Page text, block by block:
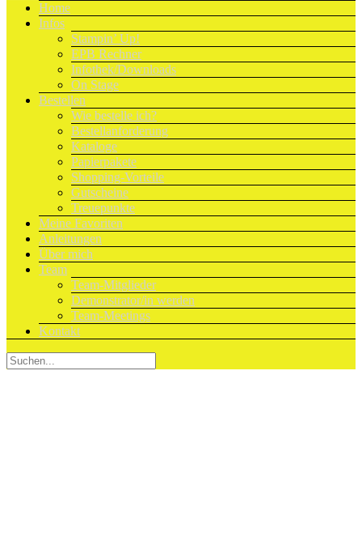
Home
Infos
Stampin’ Up!
EPB Rechner
Infothek/Downloads
On Stage
Bestellen
Wie bestelle ich?
Bestellanforderung
Kataloge
Papierpakete
Shopping-Vorteile
Gutscheine
Treuepunkte
Meine Favoriten
Anleitungen
Über mich
Team
Team-Mitglieder
Demonstrator/in werden
Team-Meetings
Kontakt